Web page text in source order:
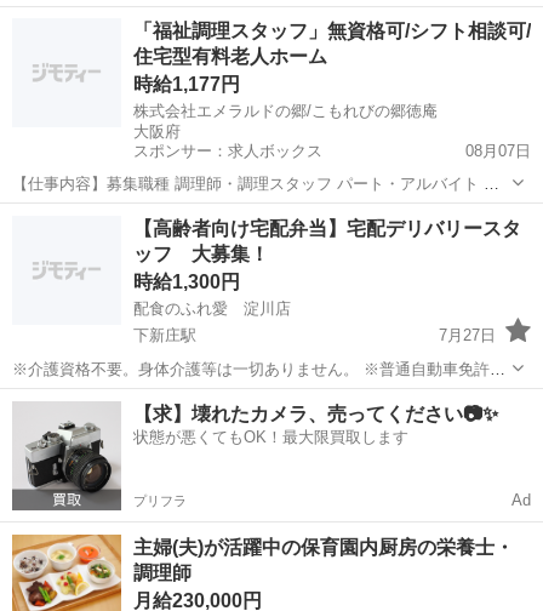
仕込み補助 ・店内清掃 難しい調理はありません。 ・主婦（主夫）歓
ジく...
天神橋筋六丁目駅 キッチン
「福祉調理スタッフ」無資格可/シフト相談可/
住宅型有料老人ホーム
時給1,177円
株式会社エメラルドの郷/こもれびの郷徳庵
大阪府
スポンサー：求人ボックス
08月07日
【仕事内容】募集職種 調理師・調理スタッフ パート・アルバイト 仕
事内容 調理 給与・手当 <給与> 時給1,177円 <基本給> 1,025円 <手当
> 交通費支給:実費(上限あり) 交通費支給月額:30,000円 勤務時間 シ...
アルバイト・パート
【高齢者向け宅配弁当】宅配デリバリースタ
ッフ 大募集！
時給1,300円
配食のふれ愛 淀川店
下新庄駅
7月27日
※介護資格不要。身体介護等は一切ありません。 ※普通自動車免許
（AT限定も可） (必須) 毎日決まったお客様へお弁当をお届けします。
配達時には「こんにちは」と声をかけ、安否確認も兼ねた地域貢献の
大阪 大阪市 下新庄駅 スタッフ
【求】壊れたカメラ、売ってください📷✨
状態が悪くてもOK！最大限買取します
プリフラ Ad
主婦(夫)が活躍中の保育園内厨房の栄養士・
調理師
月給230,000円